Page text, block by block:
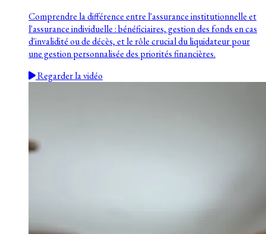
Comprendre la différence entre l'assurance institutionnelle et
l'assurance individuelle : bénéficiaires, gestion des fonds en cas
d'invalidité ou de décès, et le rôle crucial du liquidateur pour
une gestion personnalisée des priorités financières.
Regarder la vidéo